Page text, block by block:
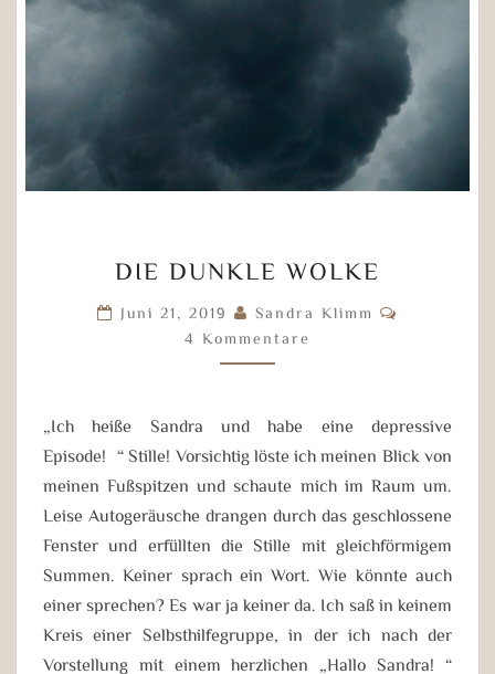
DUNKLE
WOLKE
DIE DUNKLE WOLKE
Juni 21, 2019 Sandra Klimm
4 Kommentare
„Ich heiße Sandra und habe eine depressive
Episode!“ Stille! Vorsichtig löste ich meinen Blick von
meinen Fußspitzen und schaute mich im Raum um.
Leise Autogeräusche drangen durch das geschlossene
Fenster und erfüllten die Stille mit gleichförmigem
Summen. Keiner sprach ein Wort. Wie könnte auch
einer sprechen? Es war ja keiner da. Ich saß in keinem
Kreis einer Selbsthilfegruppe, in der ich nach der
Vorstellung mit einem herzlichen „Hallo Sandra!“